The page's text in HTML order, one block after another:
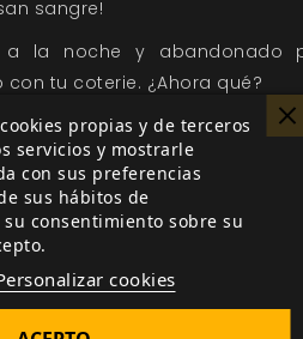
sangre!
a la noche y abandonado
tu coterie. ¿Ahora qué?
una crónica inicial,
o experimentados a
La Mascarada. Esta
conceptos cruciales
Camarilla y la
al tiempo que proporciona
oportunidad de hacerse un
propias y de terceros
servicios y mostrarle
con sus preferencias
sus hábitos de
consentimiento sobre su
cookies